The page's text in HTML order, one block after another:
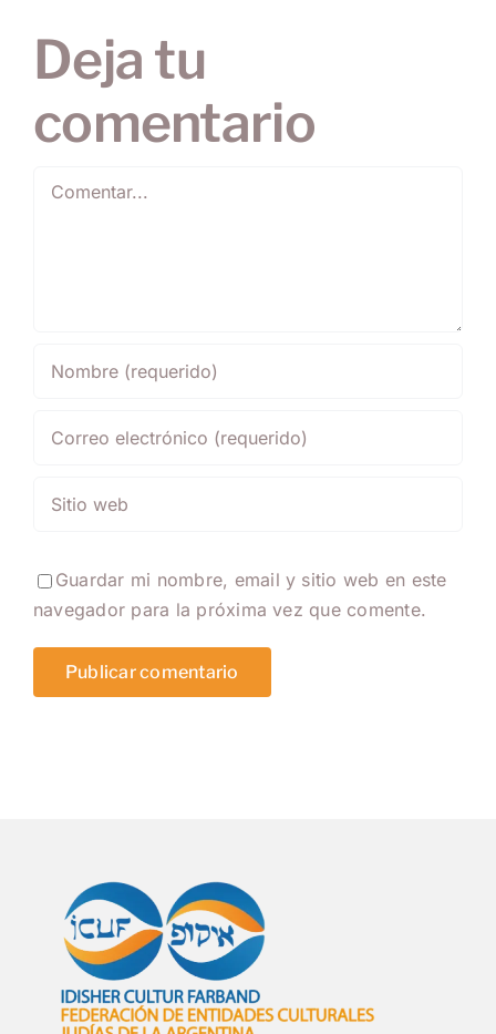
Deja tu
comentario
Comentar
Guardar mi nombre, email y sitio web en este
navegador para la próxima vez que comente.